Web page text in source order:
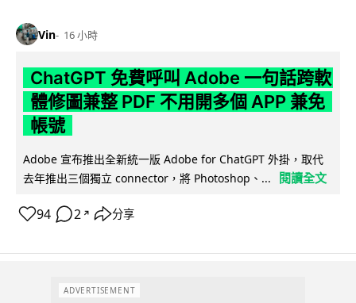
Vin 16 小時
ChatGPT 免費呼叫 Adobe 一句話跨軟
體修圖兼整 PDF 不用開多個 APP 兼免
帳號
Adobe 宣布推出全新統一版 Adobe for ChatGPT 外掛，取代
去年推出三個獨立 connector，將 Photoshop、...
閱讀全文
94 2 ↗ 分享
ADVERTISEMENT